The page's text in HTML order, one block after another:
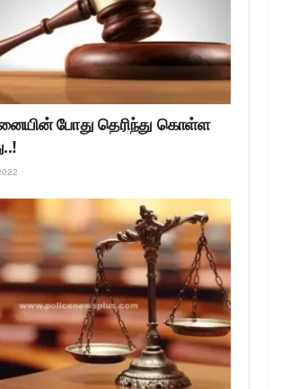
போது தெரிந்து கொள்ள